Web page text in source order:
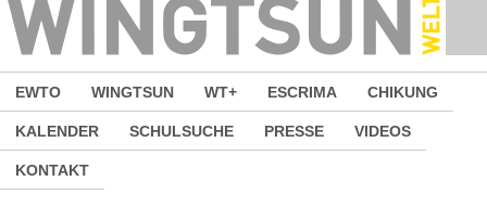
EWTO WINGTSUN WT+ ESCRIMA CHIKUNG
KALENDER SCHULSUCHE PRESSE VIDEOS
KONTAKT